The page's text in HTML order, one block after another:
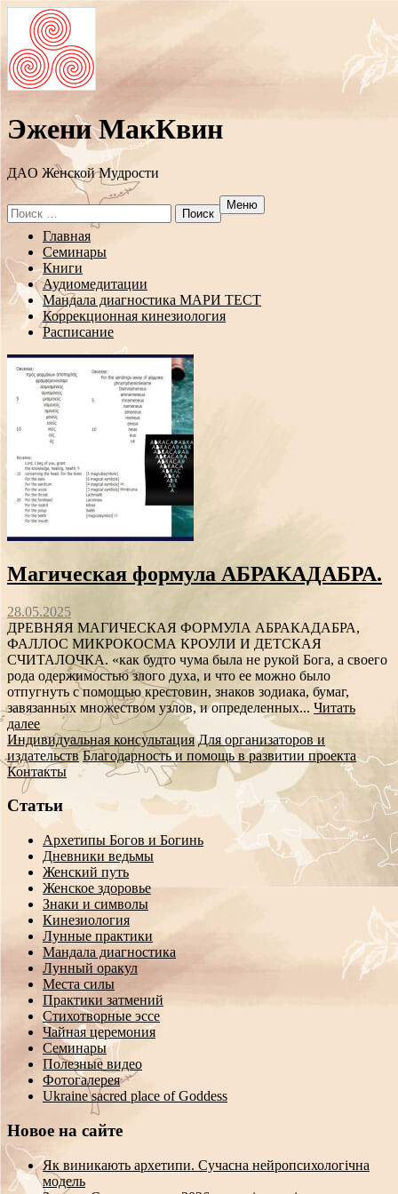
Эжени МакКвин
ДAO Женской Мудрости
Search
for:
Меню
Перейти
содержанию
Главная
Семинары
Книги
Аудиомедитации
Мандала диагностика МАРИ ТЕСТ
Коррекционная кинезиология
Расписание
Магическая формула АБРАКАДАБРА.
28.05.2025
ДРЕВНЯЯ МАГИЧЕСКАЯ ФОРМУЛА АБРАКАДАБРА,
ФАЛЛОС МИКРОКОСМА КРОУЛИ И ДЕТСКАЯ
СЧИТАЛОЧКА. «как будто чума была не рукой Бога, а своего
рода одержимостью злого духа, и что ее можно было
отпугнуть с помощью крестовин, знаков зодиака, бумаг,
завязанных множеством узлов, и определенных... Читать
далее
Индивидуальная консультация Для организаторов и
издательств Благодарность и помощь в развитии проекта
Контакты
Статьи
Архетипы Богов и Богинь
Дневники ведьмы
Женский путь
Женское здоровье
Знаки и символы
Кинезиология
Лунные практики
Мандала диагностика
Лунный оракул
Места силы
Практики затмений
Стихотворные эссе
Чайная церемония
Семинары
Полезные видео
Фотогалерея
Ukraine sacred place of Goddess
Новое на сайте
Як виникають архетипи. Сучасна нейропсихологічна
модель